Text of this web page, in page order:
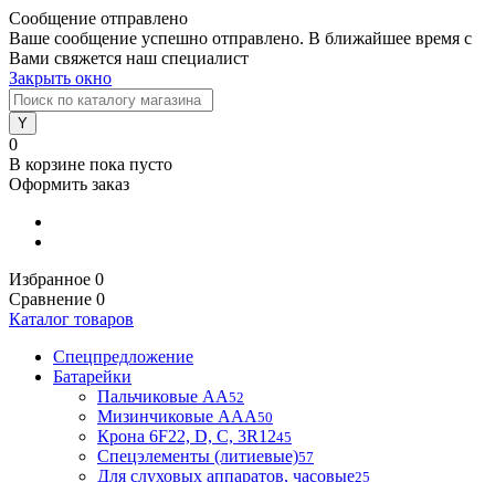
Сообщение отправлено
Ваше сообщение успешно отправлено. В ближайшее время с
Вами свяжется наш специалист
Закрыть окно
0
В корзине пока пусто
Оформить заказ
Избранное 0
Сравнение 0
Каталог товаров
Спецпредложение
Батарейки
Пальчиковые АА52
Мизинчиковые ААА50
Крона 6F22, D, C, 3R1245
Спецэлементы (литиевые)57
Для слуховых аппаратов, часовые25